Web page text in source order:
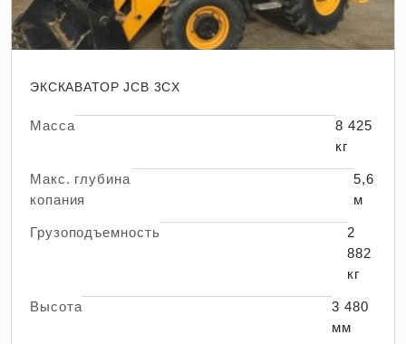
ЭКСКАВАТОР JCB 3CX
Масса
8 425
кг
Макс. глубина
копания
5,6
м
Грузоподъемность
2
882
кг
Высота
3 480
мм